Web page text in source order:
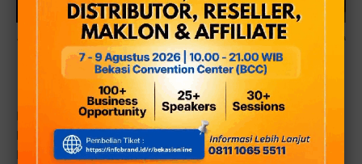
Ade Puspitasari berikan pesan kepada semua kader, fungsionaris dan bacaleg Golkar DPRD Kota
Bekasi di KPU Kota Bekasi. Jumat 12 Mei 2023 (Foto: DikRizal)
Penulis kenal dengan Bang Pepen, karena ketika masih
kampanye dengan safari Ramadhan dari masjid ke masjid,
Pepen pernah ke masjid Al Muhajirin Durenjaya dan kami